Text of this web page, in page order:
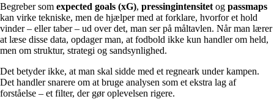
Begreber som expected goals (xG), pressingintensitet og passmaps
kan virke tekniske, men de hjælper med at forklare, hvorfor et hold
vinder – eller taber – ud over det, man ser på måltavlen. Når man lærer
at læse disse data, opdager man, at fodbold ikke kun handler om held,
men om struktur, strategi og sandsynlighed.
Det betyder ikke, at man skal sidde med et regneark under kampen.
Det handler snarere om at bruge analysen som et ekstra lag af
forståelse – et filter, der gør oplevelsen rigere.